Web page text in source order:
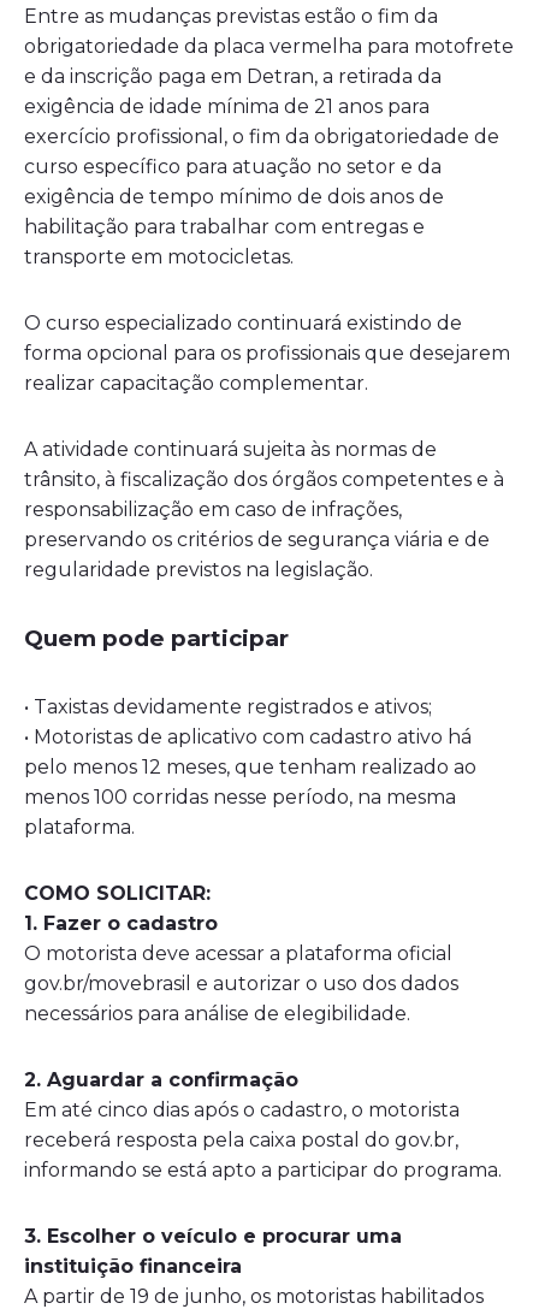
Entre as mudanças previstas estão o fim da
obrigatoriedade da placa vermelha para motofrete
e da inscrição paga em Detran, a retirada da
exigência de idade mínima de 21 anos para
exercício profissional, o fim da obrigatoriedade de
curso específico para atuação no setor e da
exigência de tempo mínimo de dois anos de
habilitação para trabalhar com entregas e
transporte em motocicletas.
O curso especializado continuará existindo de
forma opcional para os profissionais que desejarem
realizar capacitação complementar.
A atividade continuará sujeita às normas de
trânsito, à fiscalização dos órgãos competentes e à
responsabilização em caso de infrações,
preservando os critérios de segurança viária e de
regularidade previstos na legislação.
Quem pode participar
• Taxistas devidamente registrados e ativos;
• Motoristas de aplicativo com cadastro ativo há
pelo menos 12 meses, que tenham realizado ao
menos 100 corridas nesse período, na mesma
plataforma.
COMO SOLICITAR:
1. Fazer o cadastro
O motorista deve acessar a plataforma oficial
gov.br/movebrasil e autorizar o uso dos dados
necessários para análise de elegibilidade.
2. Aguardar a confirmação
Em até cinco dias após o cadastro, o motorista
receberá resposta pela caixa postal do gov.br,
informando se está apto a participar do programa.
3. Escolher o veículo e procurar uma
instituição financeira
A partir de 19 de junho, os motoristas habilitados